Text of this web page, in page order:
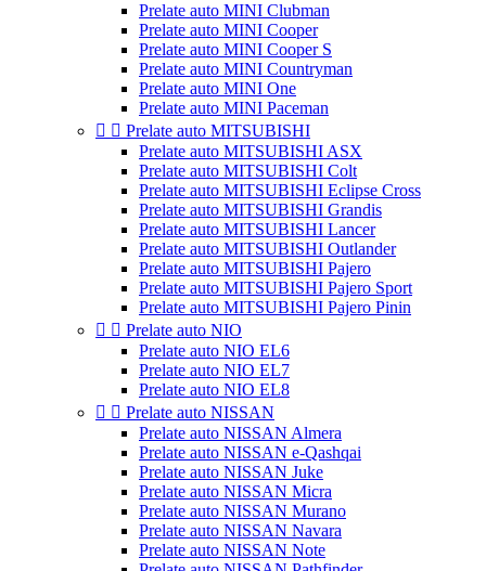
Prelate auto MINI Clubman
Prelate auto MINI Cooper
Prelate auto MINI Cooper S
Prelate auto MINI Countryman
Prelate auto MINI One
Prelate auto MINI Paceman
  Prelate auto MITSUBISHI
Prelate auto MITSUBISHI ASX
Prelate auto MITSUBISHI Colt
Prelate auto MITSUBISHI Eclipse Cross
Prelate auto MITSUBISHI Grandis
Prelate auto MITSUBISHI Lancer
Prelate auto MITSUBISHI Outlander
Prelate auto MITSUBISHI Pajero
Prelate auto MITSUBISHI Pajero Sport
Prelate auto MITSUBISHI Pajero Pinin
  Prelate auto NIO
Prelate auto NIO EL6
Prelate auto NIO EL7
Prelate auto NIO EL8
  Prelate auto NISSAN
Prelate auto NISSAN Almera
Prelate auto NISSAN e-Qashqai
Prelate auto NISSAN Juke
Prelate auto NISSAN Micra
Prelate auto NISSAN Murano
Prelate auto NISSAN Navara
Prelate auto NISSAN Note